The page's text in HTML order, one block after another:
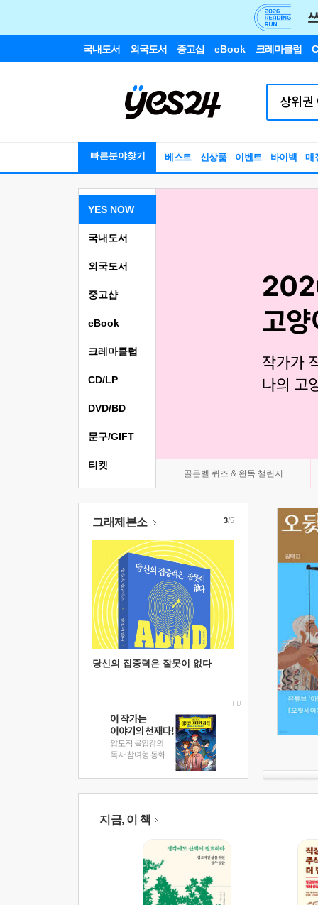
국내도서 외국도서 중고샵 eBook 크레마클럽
빠른분야찾기 베스트 신상품 이벤트 바이백 매
YES NOW
골든벨 퀴즈 & 완독 챌린지
국내도서
외국도서
중고샵
eBook
크레마클럽
CD/LP
DVD/BD
문구/GIFT
티켓
그래제본소
당신의 집중력은 잘못이 없다
3/5
지금, 이 책